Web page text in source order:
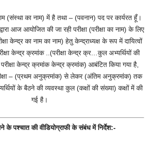
(संस्था का नाम) में है तथा – (पवनान) पद पर कार्यरत हूँ।
आज आयोजित की जा रही परीक्षा (परीक्षा का नाम) के लिए
केन्द्र का नाम का नाम) हेतु केन्द्राध्यक्ष के रूप में दायित्वों
केन्द्र क्रमांक ..(परीक्षा केन्द्र क्र…कुल अभ्यर्थियों की
केन्द्र क्रमांक केन्द्र क्रमांक) आबंटित किया गया है,
– (प्रथम अनुक्रमांक) से लेकर (अंतिम अनुक्रमांक) तक
के बैठने की व्यवस्था कुल (कक्षों की संख्या) कक्षों में की
गई है।
के पश्चात की वीडियोग्राफी के संबंध में निर्देश:-